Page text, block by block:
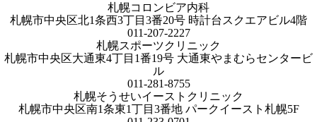
札幌コロンビア内科
札幌市中央区北1条西3丁目3番20号 時計台スクエアビル4階
011-207-2227
札幌スポーツクリニック
札幌市中央区大通東4丁目1番19号 大通東やまむらセンタービ
ル
011-281-8755
札幌そうせいイーストクリニック
札幌市中央区南1条東1丁目3番地 パークイースト札幌5F